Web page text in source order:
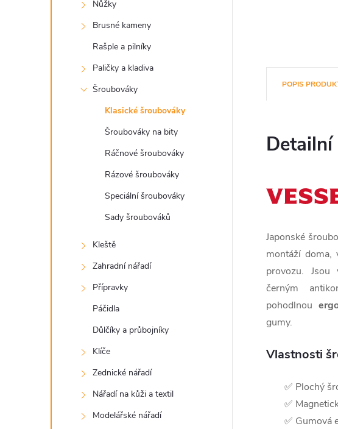
Nůžky
Brusné kameny
Rašple a pilníky
Paličky a kladiva
Šroubováky
Klasické šroubováky
Šroubováky na bity
Ráčnové šroubováky
Rázové šroubováky
Speciální šroubováky
Sady šroubováků
Kleště
Zahradní nářadí
Přípravky
Páčidla
Důlčíky a průbojníky
Klíče
Zednické nářadí
Nářadí na kůži a textil
Modelářské nářadí
POPIS
Japonské
montáží doma,
provozu. Jsou
černým
pohodlnou
gumy.
Vlastnosti
✅ Plochý
✅
✅ Gumová